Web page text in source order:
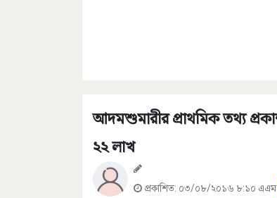
আদমশুমারীর প্রাথমিক তথ্য
২২ লাখ
প্রকাশিত: ০৩/০৮/২০১৬ ৮:১০ এএম